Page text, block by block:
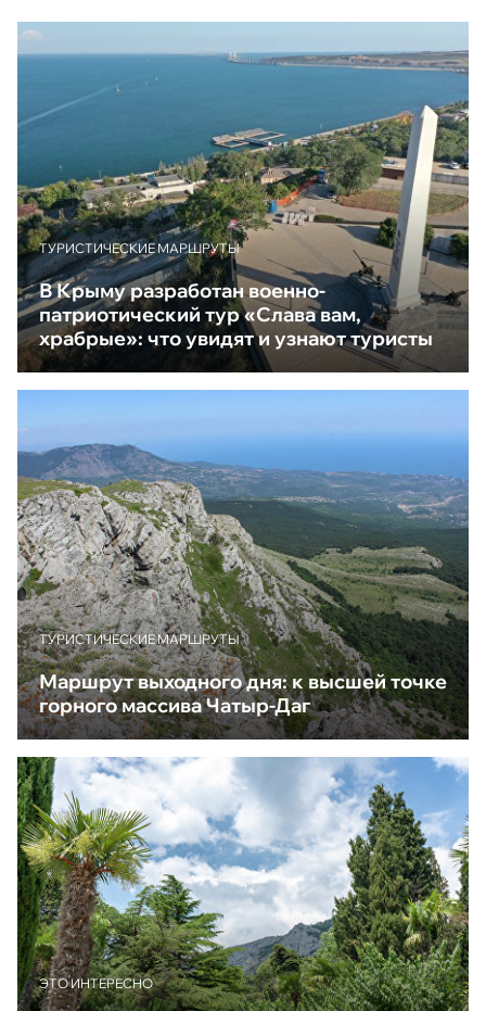
ТУРИСТИЧЕСКИЕ МАРШРУТЫ
В Крыму разработан военно-
патриотический тур «Слава вам,
храбрые»: что увидят и узнают туристы
ТУРИСТИЧЕСКИЕ МАРШРУТЫ
Маршрут выходного дня: к высшей точке
горного массива Чатыр-Даг
ЭТО ИНТЕРЕСНО